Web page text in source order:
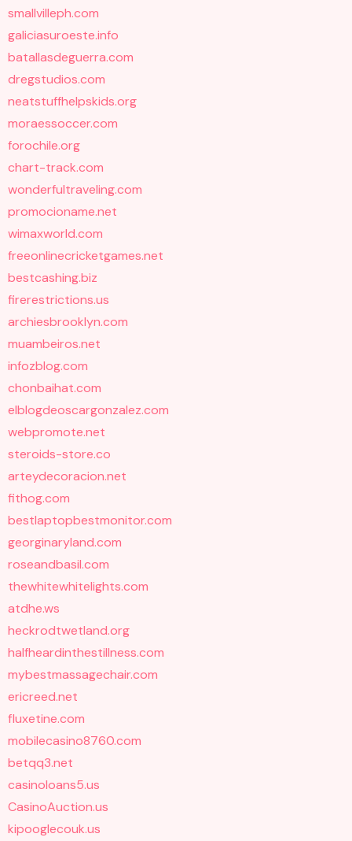
smallvilleph.com
galiciasuroeste.info
batallasdeguerra.com
dregstudios.com
neatstuffhelpskids.org
moraessoccer.com
forochile.org
chart-track.com
wonderfultraveling.com
promocioname.net
wimaxworld.com
freeonlinecricketgames.net
bestcashing.biz
firerestrictions.us
archiesbrooklyn.com
muambeiros.net
infozblog.com
chonbaihat.com
elblogdeoscargonzalez.com
webpromote.net
steroids-store.co
arteydecoracion.net
fithog.com
bestlaptopbestmonitor.com
georginaryland.com
roseandbasil.com
thewhitewhitelights.com
atdhe.ws
heckrodtwetland.org
halfheardinthestillness.com
mybestmassagechair.com
ericreed.net
fluxetine.com
mobilecasino8760.com
betqq3.net
casinoloans5.us
CasinoAuction.us
kipooglecouk.us